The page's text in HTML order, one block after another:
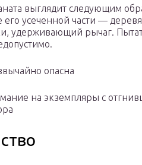
выглядит следующим
его усеченной части —
удерживающий рычаг.
опасна
на экземпляры с